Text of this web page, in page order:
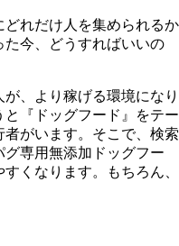
れだけ人を集められるか
今、どうすればいいの
が、より稼げる環境になり
『ドッグフード』をテー
がいます。そこで、検索
専用無添加ドッグフー
くなります。もちろん、